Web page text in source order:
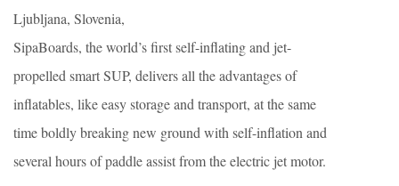
Ljubljana, Slovenia,
SipaBoards, the world’s first self-inflating and jet-
propelled smart SUP, delivers all the advantages of
inflatables, like easy storage and transport, at the same
time boldly breaking new ground with self-inflation and
several hours of paddle assist from the electric jet motor.